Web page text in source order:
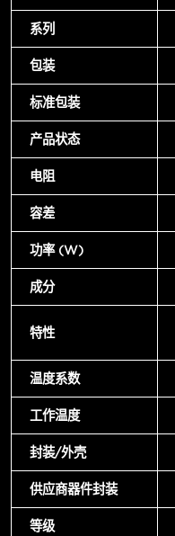
系列
包装
标准包装
产品状态
电阻
容差
功率 (W)
成分
特性
温度系数
工作温度
封装/外壳
供应商器件封装
等级